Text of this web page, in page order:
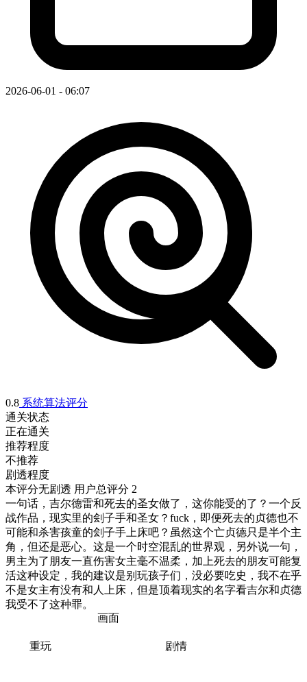
2026-06-01 - 06:07
0.8 系统算法评分
通关状态
正在通关
推荐程度
不推荐
剧透程度
本评分无剧透 用户总评分 2
一句话，吉尔德雷和死去的圣女做了，这你能受的了？一个反
战作品，现实里的刽子手和圣女？fuck，即便死去的贞德也不
可能和杀害孩童的刽子手上床吧？虽然这个亡贞德只是半个主
角，但还是恶心。这是一个时空混乱的世界观，另外说一句，
男主为了朋友一直伤害女主毫不温柔，加上死去的朋友可能复
活这种设定，我的建议是别玩孩子们，没必要吃史，我不在乎
不是女主有没有和人上床，但是顶着现实的名字看吉尔和贞德
我受不了这种罪。
画面
剧情
重玩